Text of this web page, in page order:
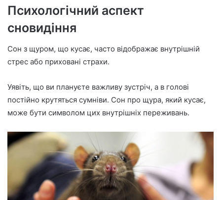
Психологічний аспект
сновидіння
Сон з щуром, що кусає, часто відображає внутрішній
стрес або приховані страхи.
Уявіть, що ви плануєте важливу зустріч, а в голові
постійно крутяться сумніви. Сон про щура, який кусає,
може бути символом цих внутрішніх переживань.